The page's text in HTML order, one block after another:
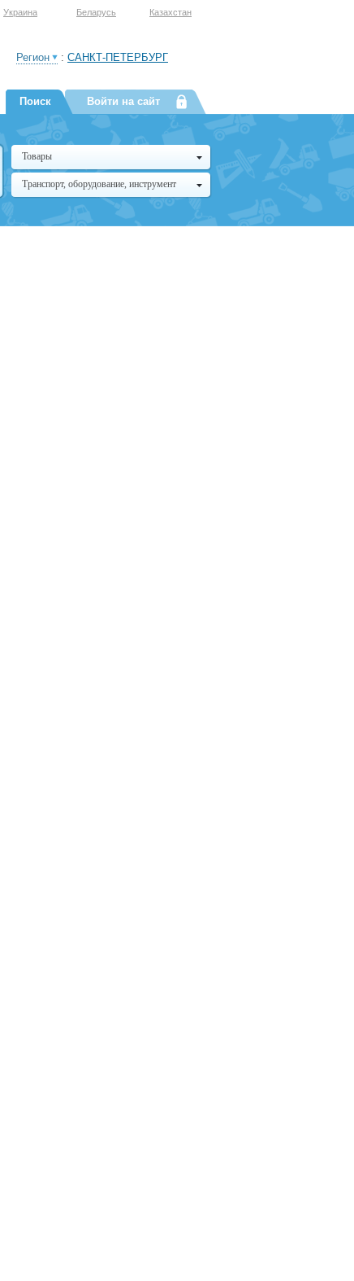
Украина Беларусь Казахстан
Регион : САНКТ-ПЕТЕРБУРГ
Поиск Войти на сайт
Товары
Транспорт, оборудование, инструмент